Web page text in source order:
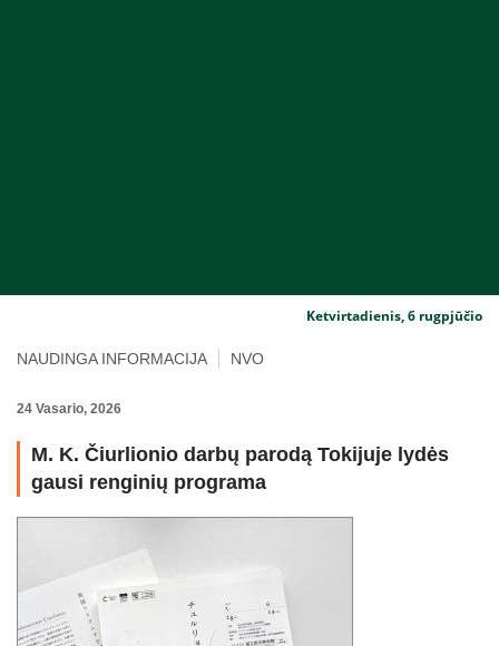
Ketvirtadienis, 6 rugpjūčio
NAUDINGA INFORMACIJA NVO
24 Vasario, 2026
M. K. Čiurlionio darbų parodą Tokijuje lydės
gausi renginių programa